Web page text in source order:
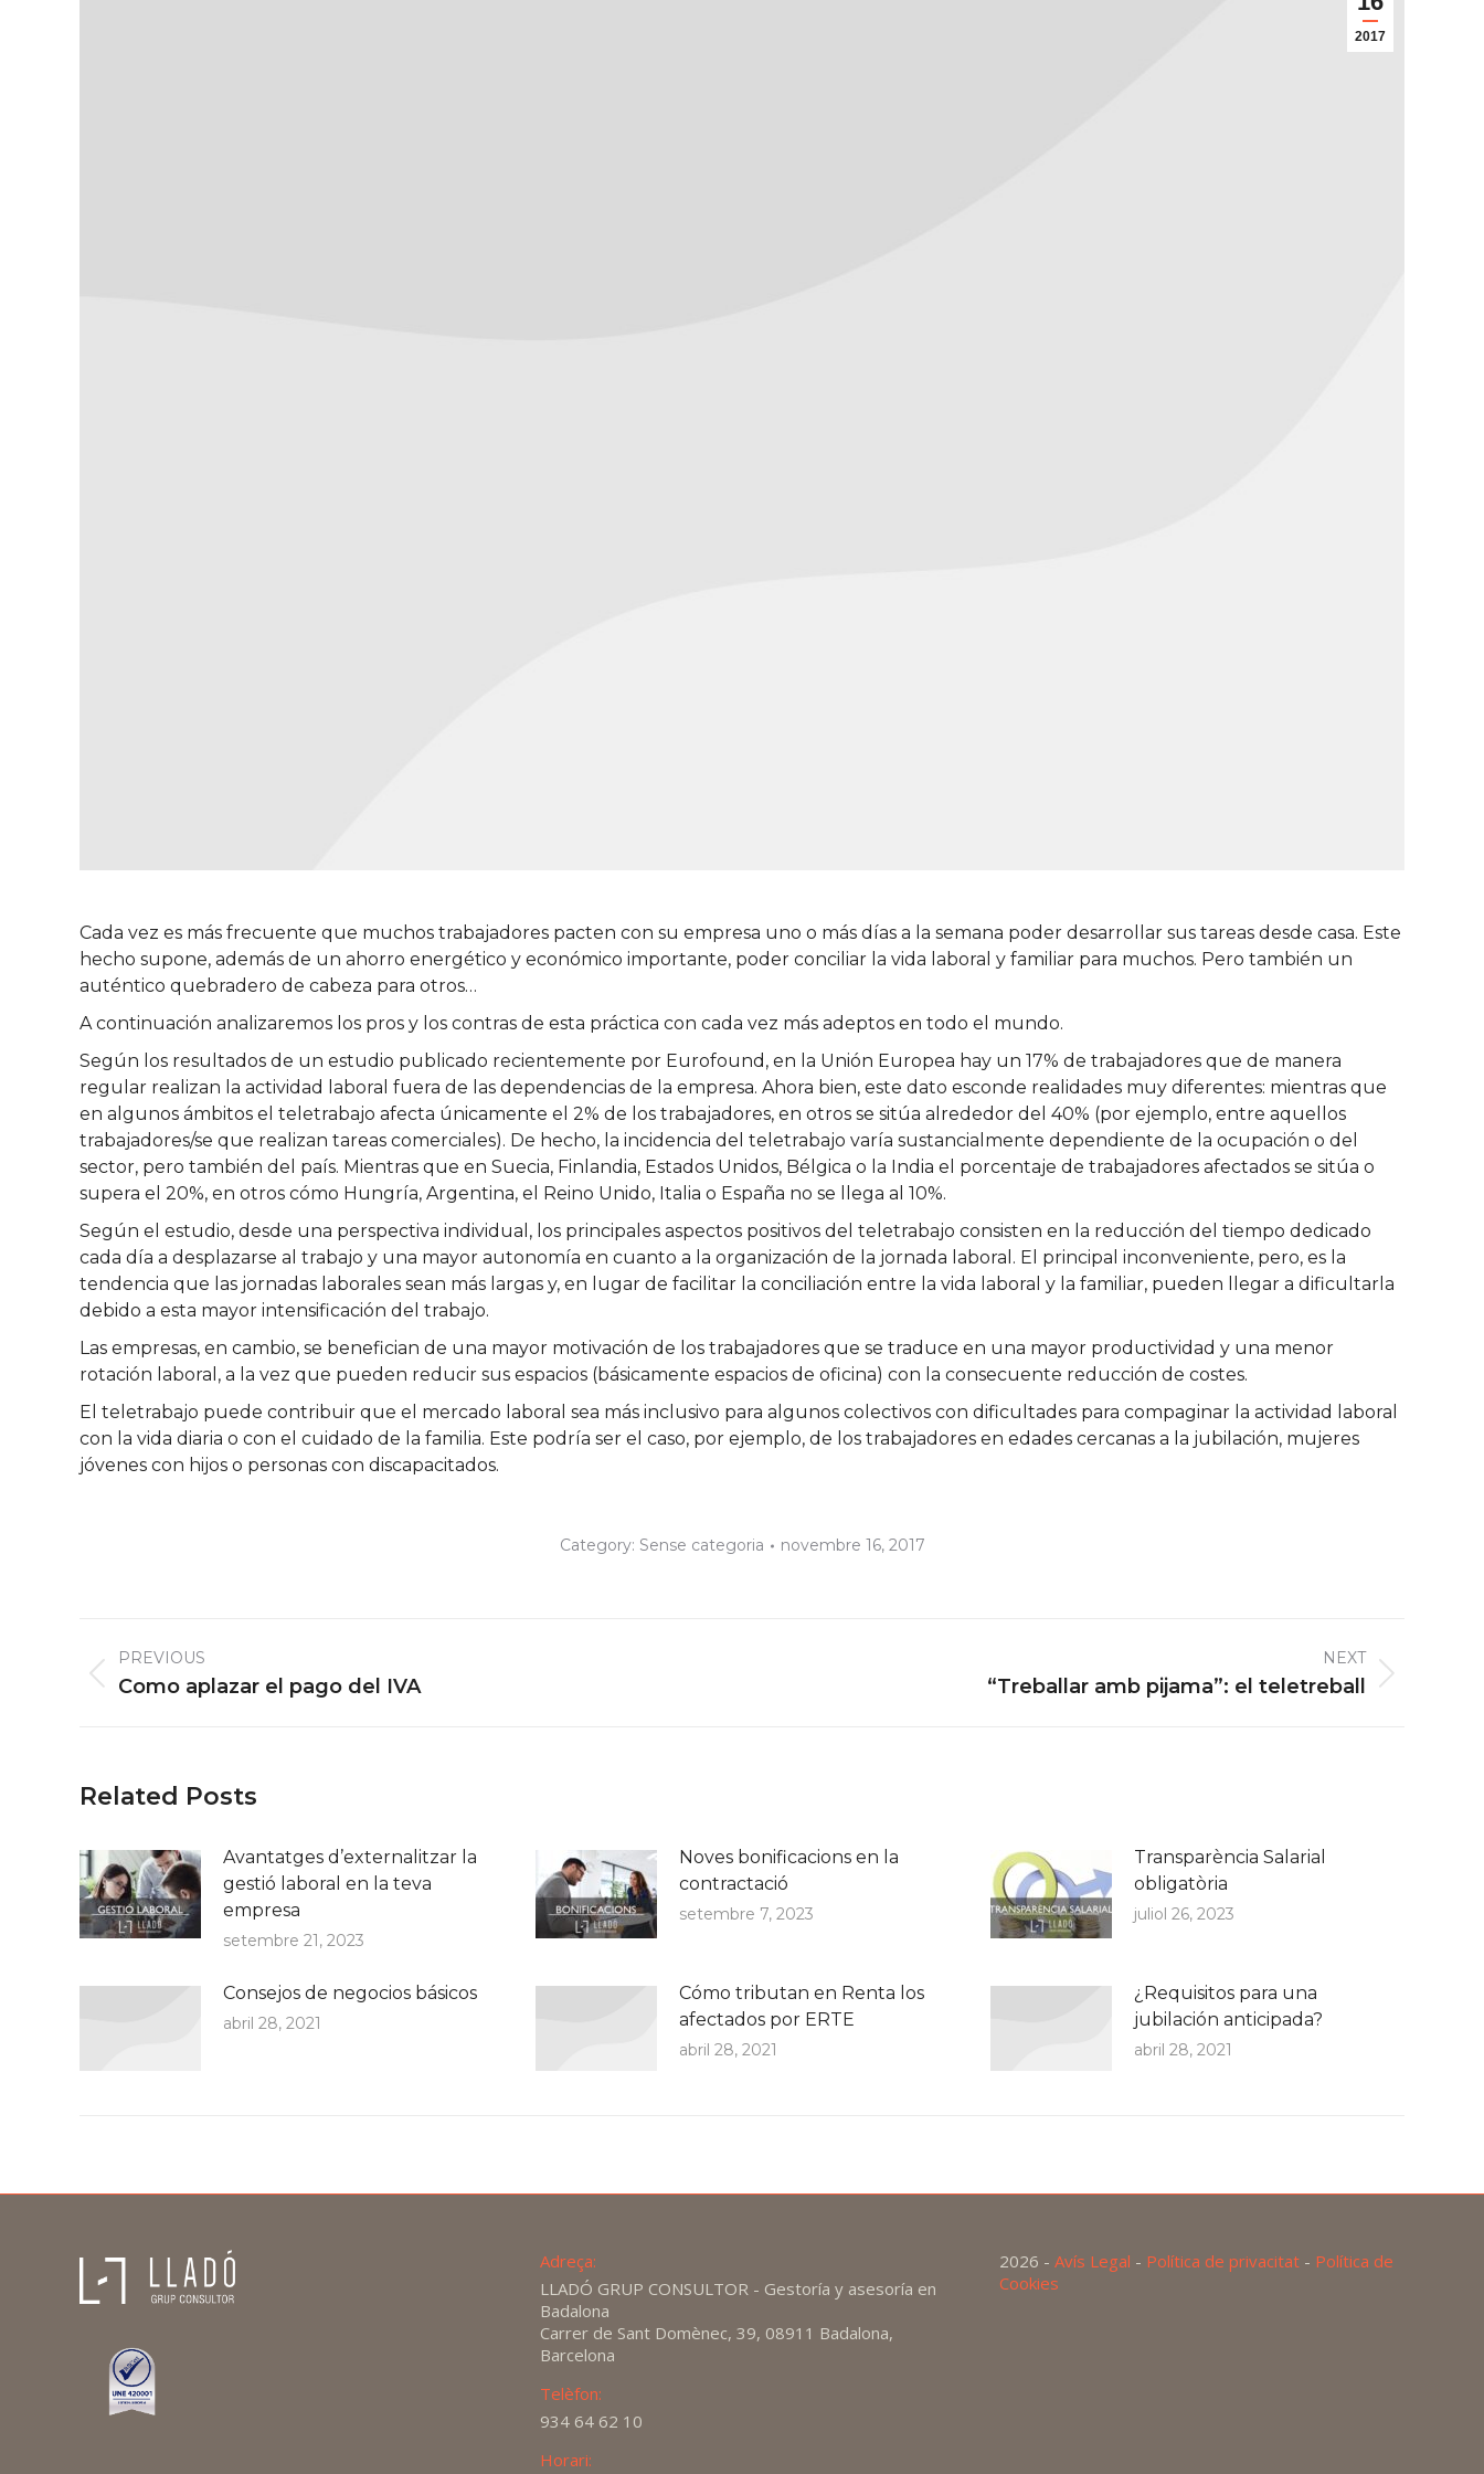
2017
Cada vez es más frecuente que muchos trabajadores pacten con su empresa uno o más días a la semana poder desarrollar sus tareas desde casa. Este
hecho supone, además de un ahorro energético y económico importante, poder conciliar la vida laboral y familiar para muchos. Pero también un
auténtico quebradero de cabeza para otros…
A continuación analizaremos los pros y los contras de esta práctica con cada vez más adeptos en todo el mundo.
Según los resultados de un estudio publicado recientemente por Eurofound, en la Unión Europea hay un 17% de trabajadores que de manera
regular realizan la actividad laboral fuera de las dependencias de la empresa. Ahora bien, este dato esconde realidades muy diferentes: mientras que
en algunos ámbitos el teletrabajo afecta únicamente el 2% de los trabajadores, en otros se sitúa alrededor del 40% (por ejemplo, entre aquellos
trabajadores/se que realizan tareas comerciales). De hecho, la incidencia del teletrabajo varía sustancialmente dependiente de la ocupación o del
sector, pero también del país. Mientras que en Suecia, Finlandia, Estados Unidos, Bélgica o la India el porcentaje de trabajadores afectados se sitúa o
supera el 20%, en otros cómo Hungría, Argentina, el Reino Unido, Italia o España no se llega al 10%.
Según el estudio, desde una perspectiva individual, los principales aspectos positivos del teletrabajo consisten en la reducción del tiempo dedicado
cada día a desplazarse al trabajo y una mayor autonomía en cuanto a la organización de la jornada laboral. El principal inconveniente, pero, es la
tendencia que las jornadas laborales sean más largas y, en lugar de facilitar la conciliación entre la vida laboral y la familiar, pueden llegar a dificultarla
debido a esta mayor intensificación del trabajo.
Las empresas, en cambio, se benefician de una mayor motivación de los trabajadores que se traduce en una mayor productividad y una menor
rotación laboral, a la vez que pueden reducir sus espacios (básicamente espacios de oficina) con la consecuente reducción de costes.
El teletrabajo puede contribuir que el mercado laboral sea más inclusivo para algunos colectivos con dificultades para compaginar la actividad laboral
con la vida diaria o con el cuidado de la familia. Este podría ser el caso, por ejemplo, de los trabajadores en edades cercanas a la jubilación, mujeres
jóvenes con hijos o personas con discapacitados.
Category: Sense categoria novembre 16, 2017
navigation
PREVIOUS
Previous
Como aplazar el pago del IVA
NEXT
“Treballar amb pijama”: el teletreball
Related Posts
Avantatges d’externalitzar la
gestió laboral en la teva
empresa
setembre 21, 2023
Noves bonificacions en la
contractació
setembre 7, 2023
Transparència Salarial
obligatòria
juliol 26, 2023
Consejos de negocios básicos
abril 28, 2021
Cómo tributan en Renta los
afectados por ERTE
abril 28, 2021
¿Requisitos para una
jubilación anticipada?
abril 28, 2021
Adreça:
LLADÓ GRUP CONSULTOR - Gestoría y asesoría en
Badalona
Carrer de Sant Domènec, 39, 08911 Badalona,
Barcelona
Telèfon:
934 64 62 10
Horari:
2026 -Avís Legal - Política de privacitat - Política de
Cookies